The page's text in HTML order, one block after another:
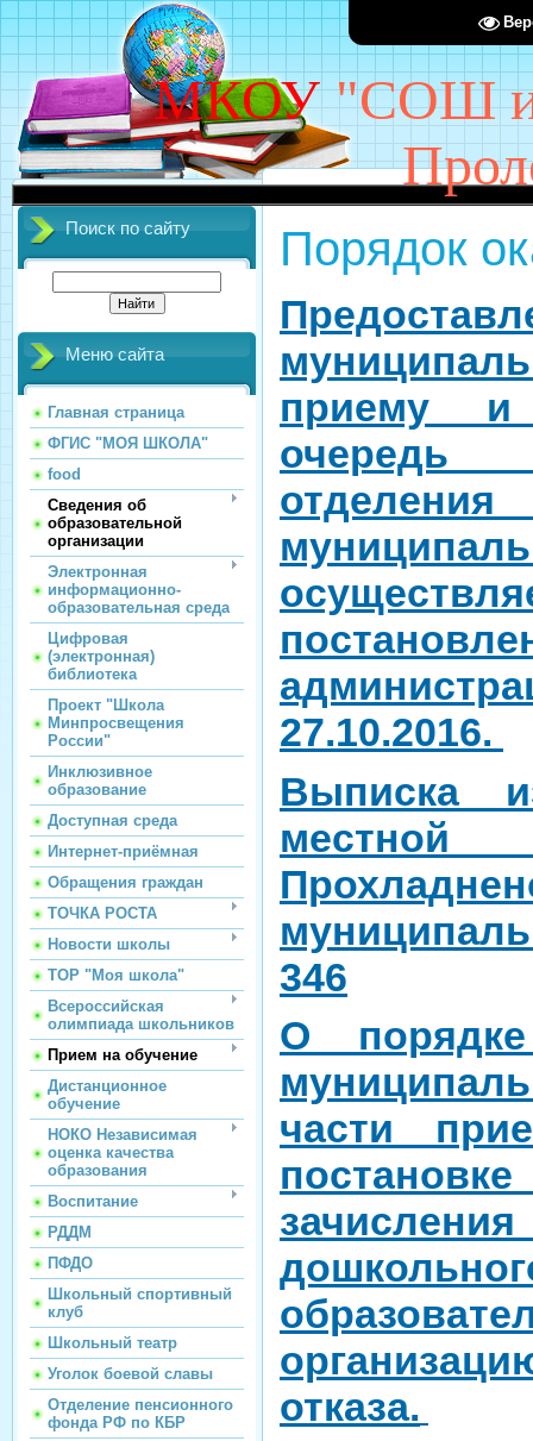
МКОУ "СОШ
Поиск по сайту
Меню сайта
Главная страница
ФГИС "МОЯ ШКОЛА"
food
Сведения об
образовательной
организации
Электронная
информационно-
образовательная среда
Цифровая
(электронная)
библиотека
Проект "Школа
Минпросвещения
России"
Инклюзивное
образование
Доступная среда
Интернет-приёмная
Обращения граждан
ТОЧКА РОСТА
Новости школы
ТОР "Моя школа"
Всероссийская
олимпиада школьников
Прием на обучение
Дистанционное
обучение
НОКО Независимая
оценка качества
образования
Воспитание
РДДМ
ПФДО
Школьный спортивный
клуб
Школьный театр
Уголок боевой славы
Отделение пенсионного
фонда РФ по КБР
Порядок
приему и
очередь
отделения
27.10.2016.
Выписка
местной
346
О порядке
части
отказа.